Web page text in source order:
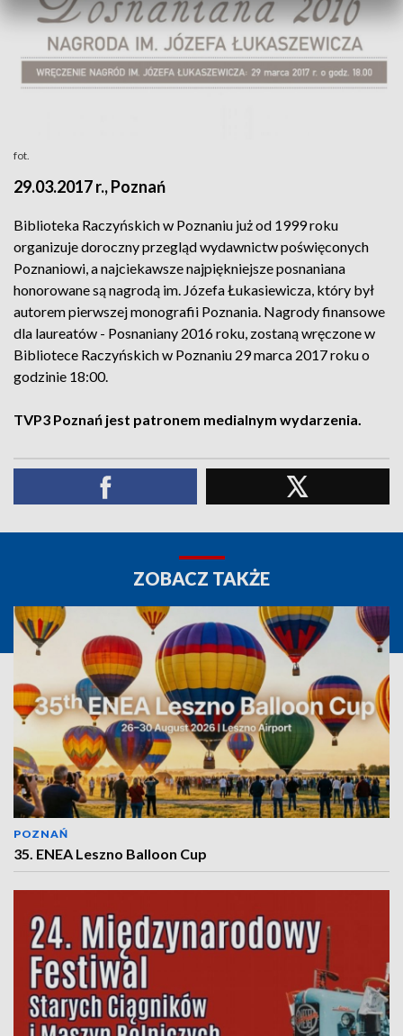
fot.
29.03.2017 r., Poznań
Biblioteka Raczyńskich w Poznaniu już od 1999 roku
organizuje doroczny przegląd wydawnictw poświęconych
Poznaniowi, a najciekawsze najpiękniejsze posnaniana
honorowane są nagrodą im. Józefa Łukasiewicza, który był
autorem pierwszej monografii Poznania. Nagrody finansowe
dla laureatów - Posnaniany 2016 roku, zostaną wręczone w
Bibliotece Raczyńskich w Poznaniu 29 marca 2017 roku o
godzinie 18:00.
TVP3 Poznań jest patronem medialnym wydarzenia.
ZOBACZ TAKŻE
POZNAŃ
35. ENEA Leszno Balloon Cup